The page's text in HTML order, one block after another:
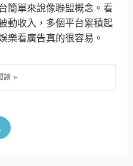
簡單來說像聯盟概念。看
動收入，多個平台累積起
樂看廣告真的很容易。